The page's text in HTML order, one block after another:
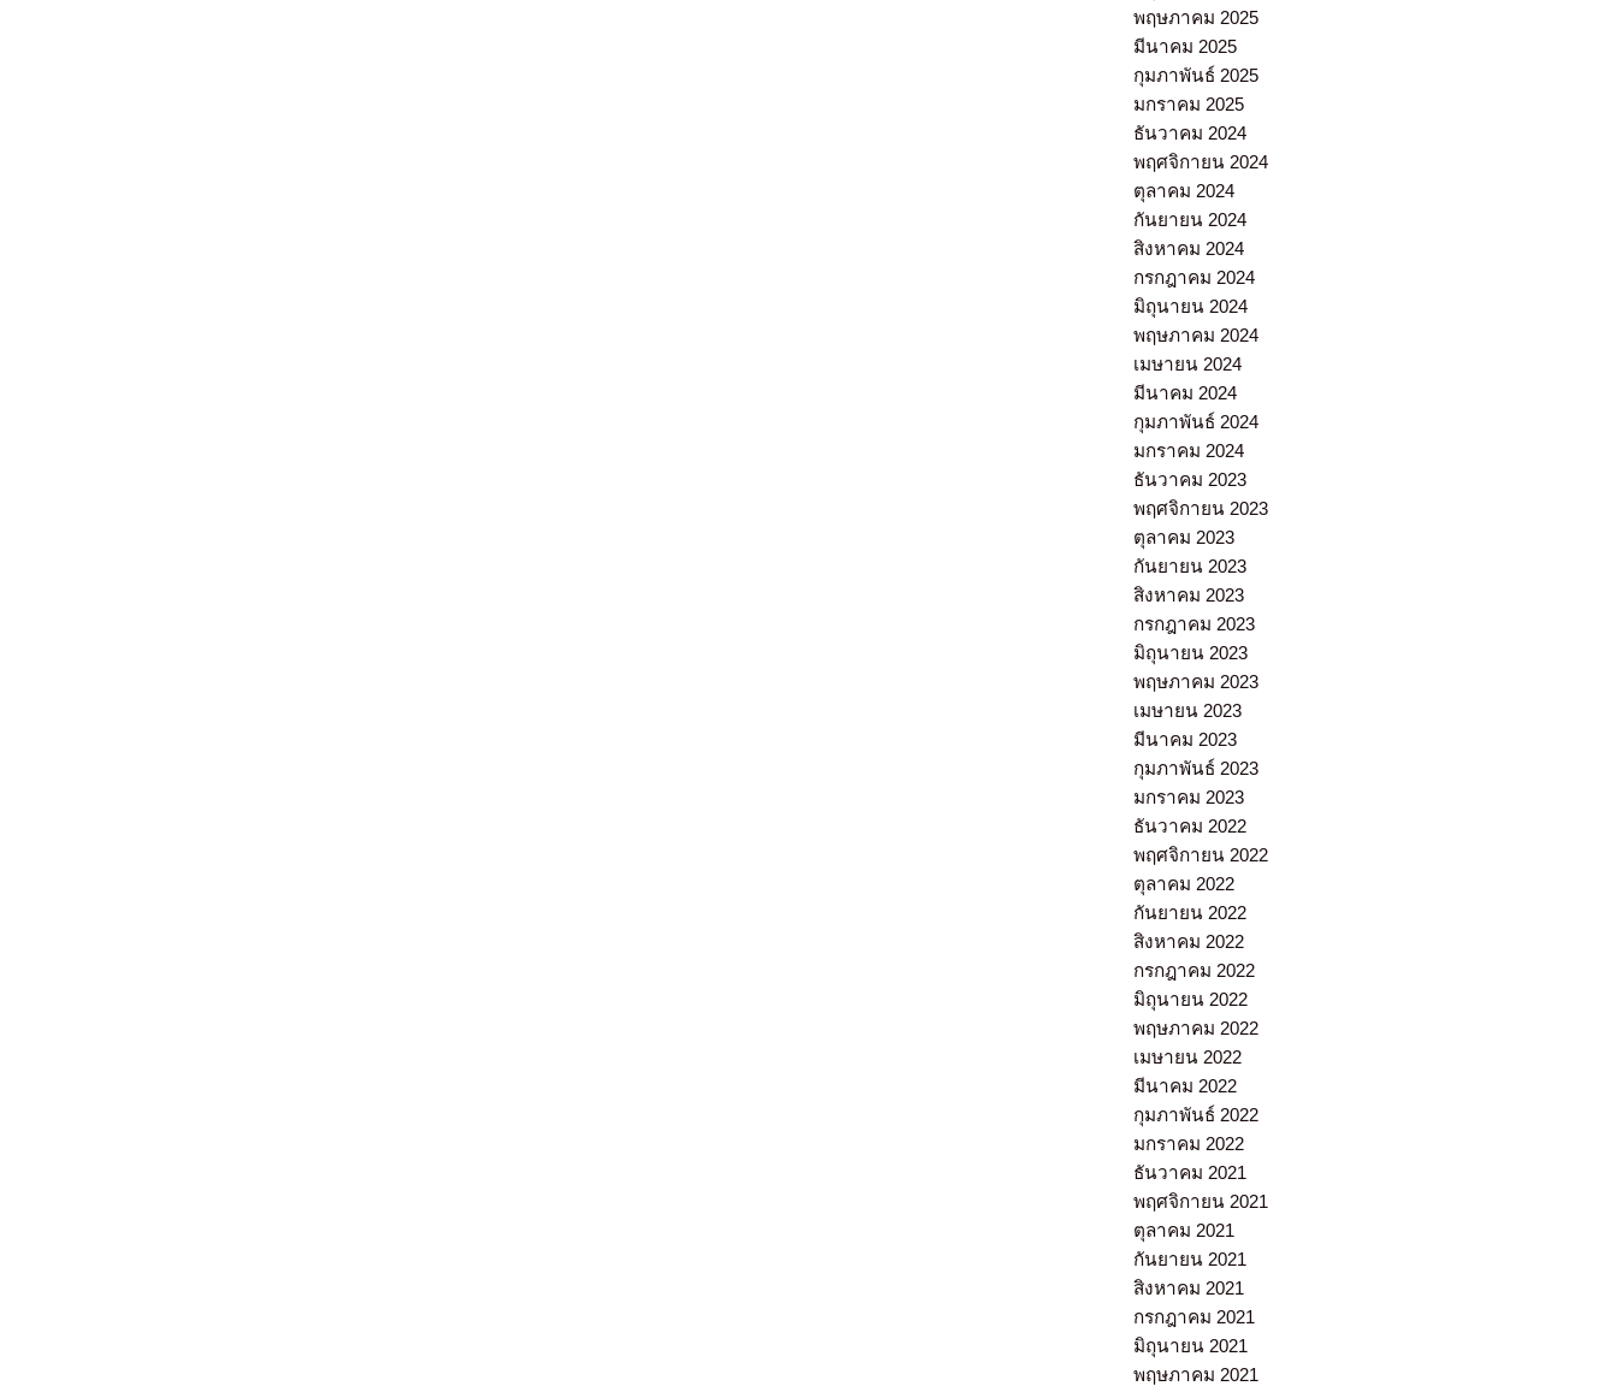
พฤษภาคม 2025
มีนาคม 2025
กุมภาพันธ์ 2025
มกราคม 2025
ธันวาคม 2024
พฤศจิกายน 2024
ตุลาคม 2024
กันยายน 2024
สิงหาคม 2024
กรกฎาคม 2024
มิถุนายน 2024
พฤษภาคม 2024
เมษายน 2024
มีนาคม 2024
กุมภาพันธ์ 2024
มกราคม 2024
ธันวาคม 2023
พฤศจิกายน 2023
ตุลาคม 2023
กันยายน 2023
สิงหาคม 2023
กรกฎาคม 2023
มิถุนายน 2023
พฤษภาคม 2023
เมษายน 2023
มีนาคม 2023
กุมภาพันธ์ 2023
มกราคม 2023
ธันวาคม 2022
พฤศจิกายน 2022
ตุลาคม 2022
กันยายน 2022
สิงหาคม 2022
กรกฎาคม 2022
มิถุนายน 2022
พฤษภาคม 2022
เมษายน 2022
มีนาคม 2022
กุมภาพันธ์ 2022
มกราคม 2022
ธันวาคม 2021
พฤศจิกายน 2021
ตุลาคม 2021
กันยายน 2021
สิงหาคม 2021
กรกฎาคม 2021
มิถุนายน 2021
พฤษภาคม 2021